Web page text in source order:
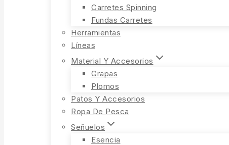
Carretes Spinning
Fundas Carretes
Herramientas
Líneas
Material Y Accesorios
Grapas
Plomos
Patos Y Accesorios
Ropa De Pesca
Señuelos
Esencia